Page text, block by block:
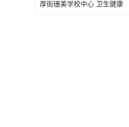
厚街珊美学校中心 卫生健康